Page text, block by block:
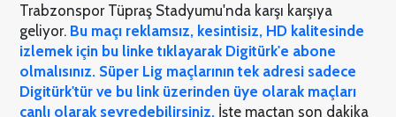
Trabzonspor Tüpraş Stadyumu'nda karşı karşıya
geliyor. Bu maçı reklamsız, kesintisiz, HD kalitesinde
izlemek için bu linke tıklayarak Digitürk'e abone
olmalısınız. Süper Lig maçlarının tek adresi sadece
Digitürk'tür ve bu link üzerinden üye olarak maçları
canlı olarak seyredebilirsiniz.İşte maçtan son dakika